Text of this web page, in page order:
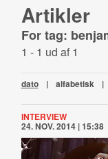
Artikler
For tag:
1 - 1 ud af 1
dato | alfabetisk |
INTERVIEW
24. NOV. 2014 | 15:38